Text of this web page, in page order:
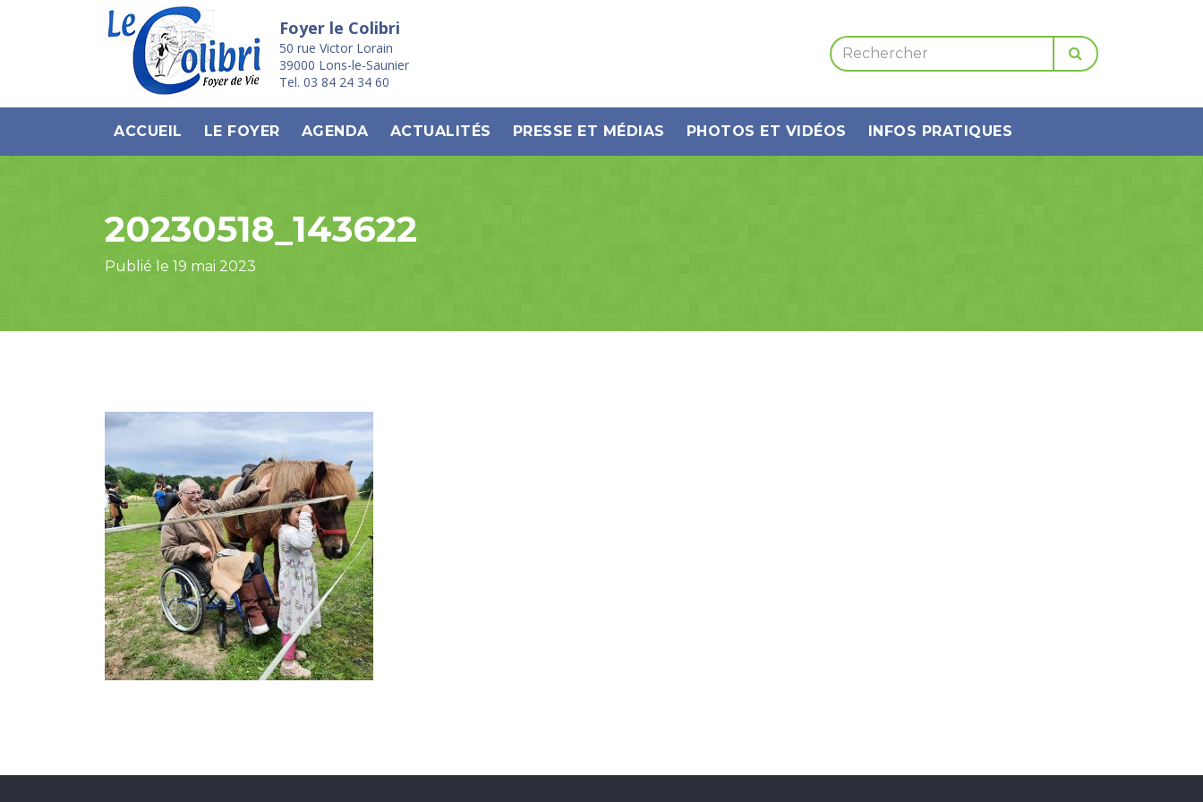
Foyer le Colibri
50 rue Victor Lorain
39000 Lons-le-Saunier
Tel. 03 84 24 34 60
ACCUEIL LE FOYER AGENDA ACTUALITÉS PRESSE ET MÉDIAS PHOTOS ET VIDÉOS INFOS PRATIQUES
20230518_143622
Publié le 19 mai 2023